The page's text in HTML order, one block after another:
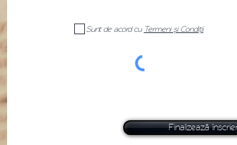
Sunt de acord cu Termeni și Condiții
Finalizează